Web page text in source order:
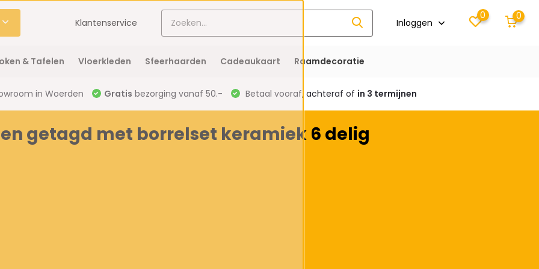
Klantenservice Inloggen
0 0
& Tafelen Vloerkleden Sfeerhaarden Cadeaukaart Raamdecoratie
in Woerden Gratis bezorging vanaf 50.- Betaal vooraf, achteraf of in 3 termijnen
getagd met borrelset keramiek 6 delig